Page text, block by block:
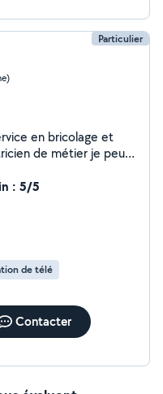
Particulier
en bricolage et
de métier je peut
: 5/5
de télé
Contacter